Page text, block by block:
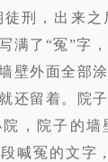
刑，出来之
满了“冤”字
壁外面全部
还留着。院
，院子的墙
喊冤的文字